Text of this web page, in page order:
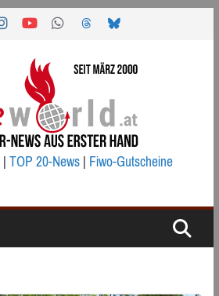
|TOP 20-News|Fiwo-Gutscheine